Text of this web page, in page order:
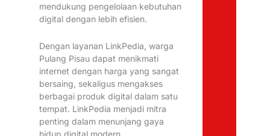
mendukung pengelolaan kebutuhan
digital dengan lebih efisien.
Dengan layanan LinkPedia, warga
Pulang Pisau dapat menikmati
internet dengan harga yang sangat
bersaing, sekaligus mengakses
berbagai produk digital dalam satu
tempat. LinkPedia menjadi mitra
penting dalam menunjang gaya